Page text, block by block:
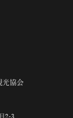
光協会
2-3